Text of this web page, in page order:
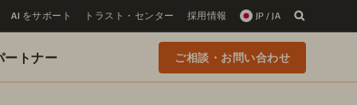
AI をサポート トラスト・センター 採用情報 JP / JA
ートナー ご相談・お問い合わせ